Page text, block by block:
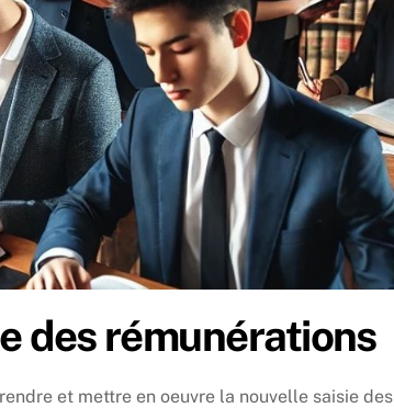
des rémunérations
et mettre en oeuvre la nouvelle saisie des